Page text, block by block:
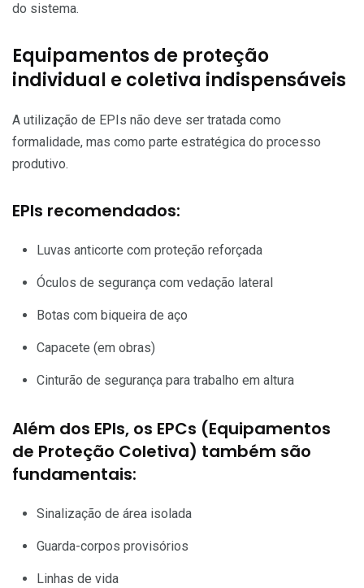
do sistema.
Equipamentos de proteção
individual e coletiva indispensáveis
A utilização de EPIs não deve ser tratada como
formalidade, mas como parte estratégica do processo
produtivo.
EPIs recomendados:
Luvas anticorte com proteção reforçada
Óculos de segurança com vedação lateral
Botas com biqueira de aço
Capacete (em obras)
Cinturão de segurança para trabalho em altura
Além dos EPIs, os EPCs (Equipamentos
de Proteção Coletiva) também são
fundamentais:
Sinalização de área isolada
Guarda-corpos provisórios
Linhas de vida